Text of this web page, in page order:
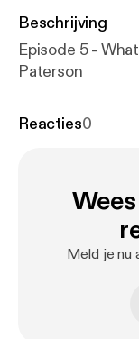
Beschrijving
Episode 5 -
Paterson
Reacties0
Meld je nu